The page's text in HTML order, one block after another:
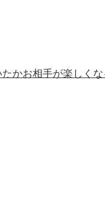
かお相手が楽しくな